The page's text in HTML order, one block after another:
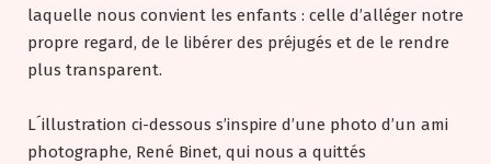
laquelle nous convient les enfants : celle d’alléger notre
propre regard, de le libérer des préjugés et de le rendre
plus transparent.
L´illustration ci-dessous s’inspire d’une photo d’un ami
photographe, René Binet, qui nous a quittés